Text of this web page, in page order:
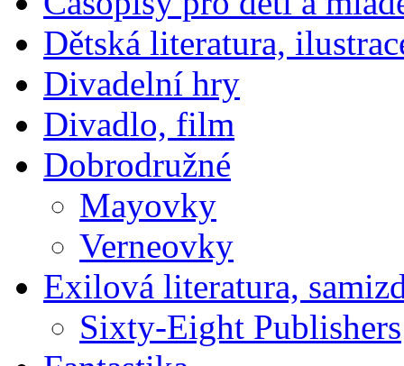
Dětská literatura,
Divadelní hry
Divadlo, film
Dobrodružné
Mayovky
Verneovky
Exilová literatura,
Sixty-Eight Publishers